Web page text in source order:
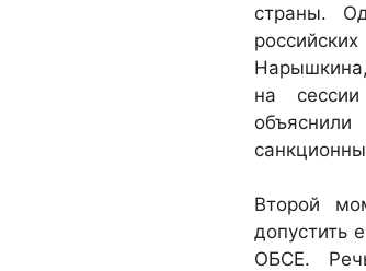
страны.
на
Второй
допустить
ОБСЕ.